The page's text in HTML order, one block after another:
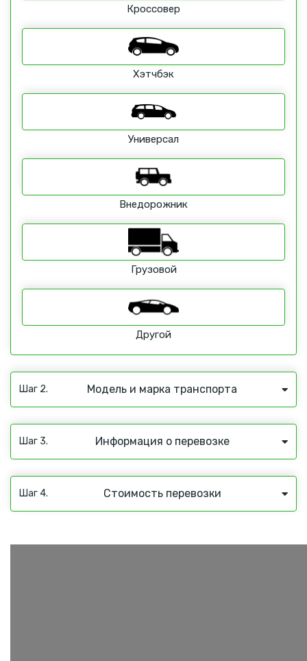
Кроссовер
Хэтчбэк
Универсал
Внедорожник
Грузовой
Другой
Шаг 2. Модель и марка транспорта
Шаг 3. Информация о перевозке
Шаг 4. Стоимость перевозки